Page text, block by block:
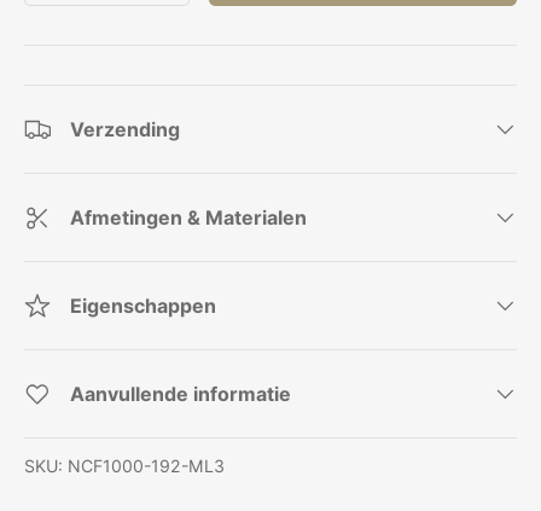
Verzending
Afmetingen & Materialen
Eigenschappen
Aanvullende informatie
SKU: NCF1000-192-ML3